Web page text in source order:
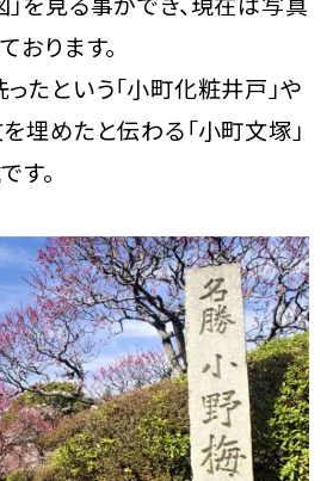
おります。
たという「小町化粧井戸」や
埋めたと伝わる「小町文塚」
す。